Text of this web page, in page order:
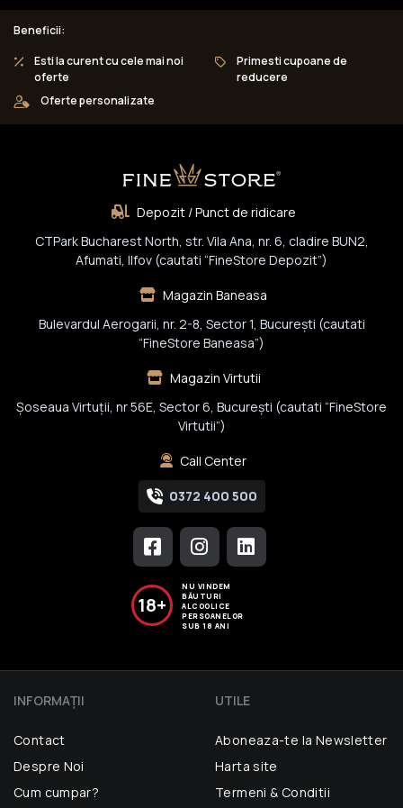
Beneficii:
Esti la curent cu cele mai noi
oferte
Primesti cupoane de
reducere
Oferte personalizate
Depozit / Punct de ridicare
CTPark Bucharest North, str. Vila Ana, nr. 6, cladire BUN2,
Afumati, Ilfov (cautati “FineStore Depozit”)
Magazin Baneasa
Bulevardul Aerogarii, nr. 2-8, Sector 1, Bucureşti (cautati
“FineStore Baneasa”)
Magazin Virtutii
Șoseaua Virtuții, nr 56E, Sector 6, București (cautati “FineStore
Virtutii”)
Call Center
0372 400 500
18+
NU VINDEM
BĂUTURI
ALCOOLICE
PERSOANELOR
SUB 18 ANI
INFORMAŢII
Contact
Despre Noi
Cum cumpar?
UTILE
Aboneaza-te la Newsletter
Harta site
Termeni & Conditii